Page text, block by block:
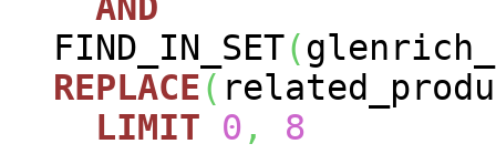
AND
FIND_IN_SET(
REPLACE(
LIMIT
0 ,
8